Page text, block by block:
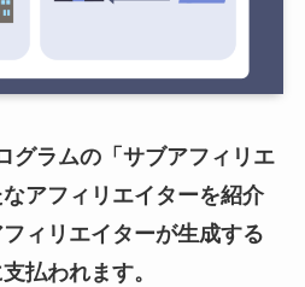
グラムの「サブアフィリエ
アフィリエイターを紹介
ィリエイターが生成する
払われます。